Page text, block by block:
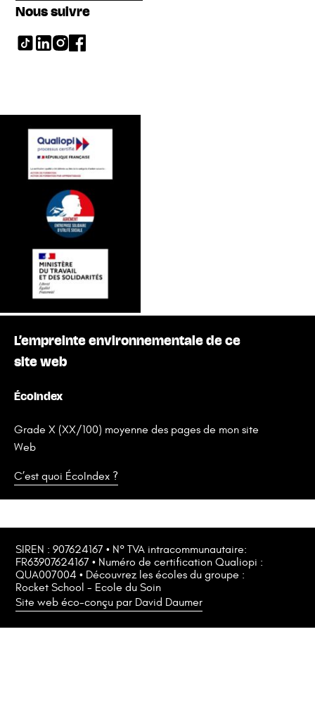
Nous suivre
L’empreinte environnementale de ce
site web
ÉcoIndex
Grade X (XX/100) moyenne des pages de mon site
Web
C’est quoi ÉcoIndex ?
SIREN : 907624167 • N° TVA intracommunautaire:
FR63907624167 • Numéro de certification Qualiopi :
QUA007004 • Découvrez les écoles du groupe :
Rocket School - Ecole du Soin
Site web éco-conçu par David Daumer